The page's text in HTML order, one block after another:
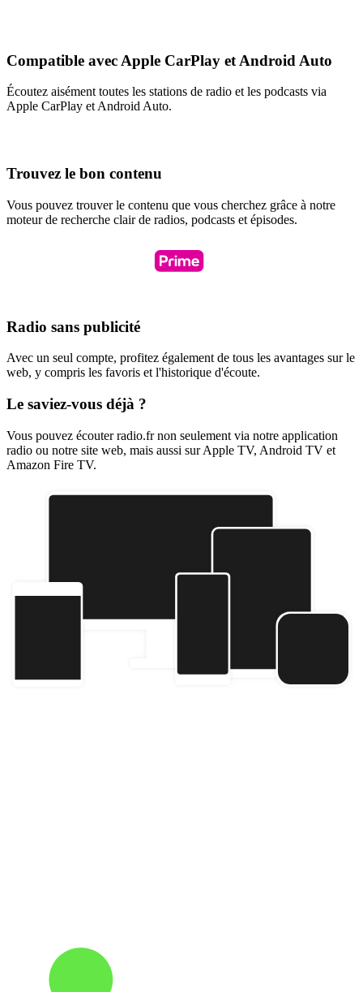
Compatible avec Apple CarPlay et Android Auto
Écoutez aisément toutes les stations de radio et les podcasts via
Apple CarPlay et Android Auto.
Trouvez le bon contenu
Vous pouvez trouver le contenu que vous cherchez grâce à notre
moteur de recherche clair de radios, podcasts et épisodes.
Radio sans publicité
Avec un seul compte, profitez également de tous les avantages sur le
web, y compris les favoris et l'historique d'écoute.
Le saviez-vous déjà ?
Vous pouvez écouter radio.fr non seulement via notre application
radio ou notre site web, mais aussi sur Apple TV, Android TV et
Amazon Fire TV.